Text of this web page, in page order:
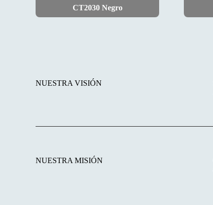
CT2030 Negro
NUESTRA VISIÓN
NUESTRA MISIÓN